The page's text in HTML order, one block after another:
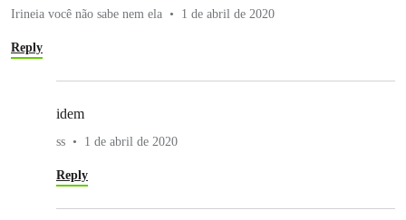
Irineia você não sabe nem ela 1 de abril de 2020
Reply
idem
ss 1 de abril de 2020
Reply